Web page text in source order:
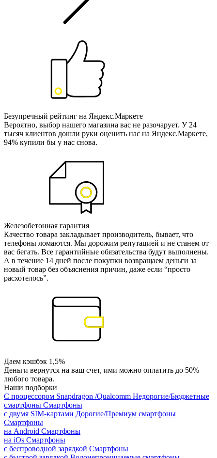
Безупречный рейтинг на Яндекс.Маркете
Вероятно, выбор нашего магазина вас не разочарует. У 24
тысяч клиентов дошли руки оценить нас на Яндекс.Маркете,
94% купили бы у нас снова.
Железобетонная гарантия
Качество товара закладывает производитель, бывает, что
телефоны ломаются. Мы дорожим репутацией и не станем от
вас бегать. Все гарантийные обязательства будут выполнены.
А в течение 14 дней после покупки возвращаем деньги за
новый товар без объяснения причин, даже если “просто
расхотелось”.
Даем кэшбэк 1,5%
Деньги вернутся на ваш счет, ими можно оплатить до 50%
любого товара.
Наши подборки
С процессором Snapdragon /Qualcomm Недорогие/Бюджетные
смартфоны Смартфоны
с двумя SIM-картами Дорогие/Премиум смартфоны
Смартфоны
на Android Смартфоны
на iOs Смартфоны
с беспроводной зарядкой Смартфоны